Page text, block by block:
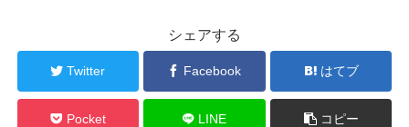
シェアする
Twitter Facebook はてブ
Pocket LINE コピー